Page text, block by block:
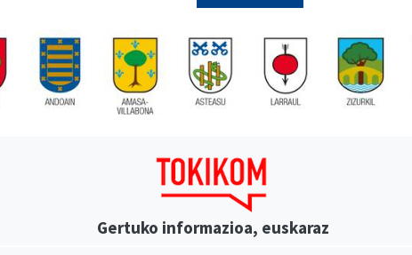
Gertuko informazioa, euskaraz